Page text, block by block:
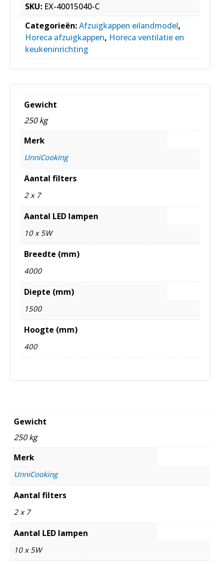
SKU: EX-40015040-C
Categorieën:Afzuigkappen eilandmodel,
Horeca afzuigkappen, Horeca ventilatie en
keukeninrichting
Gewicht
250 kg
Merk
UnniCooking
Aantal filters
2 x 7
Aantal LED lampen
10 x 5W
Breedte (mm)
4000
Diepte (mm)
1500
Hoogte (mm)
400
Gewicht
250 kg
Merk
UnniCooking
Aantal filters
2 x 7
Aantal LED lampen
10 x 5W